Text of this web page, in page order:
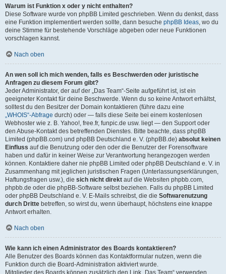
Warum ist Funktion x oder y nicht enthalten?
Diese Software wurde von phpBB Limited geschrieben. Wenn du denkst, dass
eine Funktion implementiert werden sollte, dann besuche phpBB Ideas, wo du
deine Stimme für bestehende Vorschläge abgeben oder neue Funktionen
vorschlagen kannst.
Nach oben
An wen soll ich mich wenden, falls es Beschwerden oder juristische
Anfragen zu diesem Forum gibt?
Jeder Administrator, der auf der „Das Team“-Seite aufgeführt ist, ist ein
geeigneter Kontakt für deine Beschwerde. Wenn du so keine Antwort erhältst,
solltest du den Besitzer der Domain kontaktieren (führe dazu eine
„WHOIS“-Abfrage durch) oder — falls diese Seite bei einem kostenlosen
Webhoster wie z. B. Yahoo!, free.fr, funpic.de usw. liegt — den Support oder
den Abuse-Kontakt des betreffenden Dienstes. Bitte beachte, dass phpBB
Limited (phpBB.com) und phpBB Deutschland e. V. (phpBB.de) absolut keinen
Einfluss auf die Benutzung oder den oder die Benutzer der Forensoftware
haben und dafür in keiner Weise zur Verantwortung herangezogen werden
können. Kontaktiere daher nie phpBB Limited oder phpBB Deutschland e. V. in
Zusammenhang mit jeglichen juristischen Fragen (Unterlassungserklärungen,
Haftungsfragen usw.), die sich nicht direkt auf die Websiten phpbb.com,
phpbb.de oder die phpBB-Software selbst beziehen. Falls du phpBB Limited
oder phpBB Deutschland e. V. E-Mails schreibst, die die Softwarenutzung
durch Dritte betreffen, so wirst du, wenn überhaupt, höchstens eine knappe
Antwort erhalten.
Nach oben
Wie kann ich einen Administrator des Boards kontaktieren?
Alle Benutzer des Boards können das Kontaktformular nutzen, wenn die
Funktion durch die Board-Administration aktiviert wurde.
Mitglieder des Boards können zusätzlich den Link „Das Team“ verwenden.